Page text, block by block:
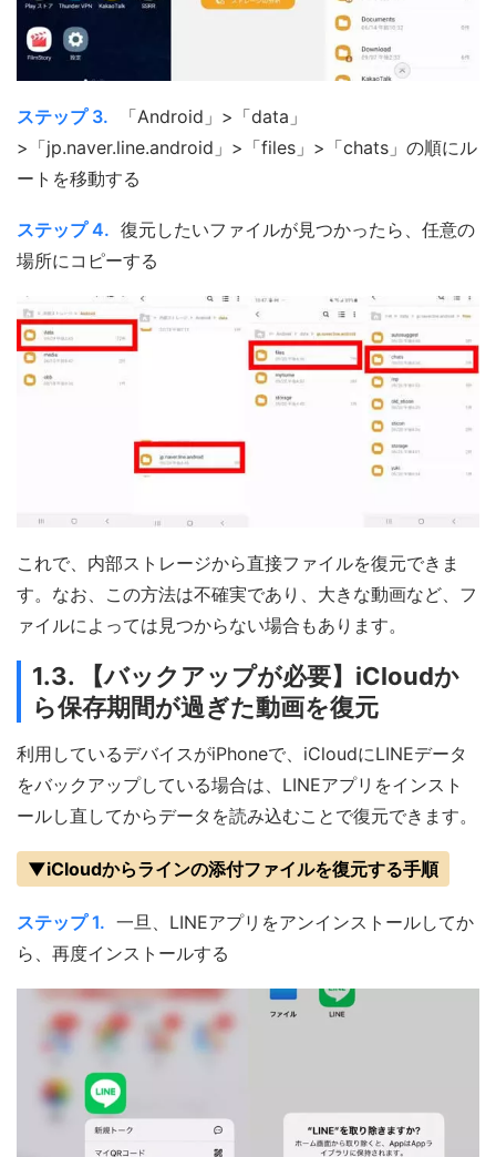
ステップ 3.
「Android」>「data」
>「jp.naver.line.android」>「files」>「chats」の順にル
ートを移動する
ステップ 4. 復元したいファイルが見つかったら、任意の
場所にコピーする
これで、内部ストレージから直接ファイルを復元できま
す。なお、この方法は不確実であり、大きな動画など、フ
ァイルによっては見つからない場合もあります。
1.3. 【バックアップが必要】iCloudか
ら保存期間が過ぎた動画を復元
利用しているデバイスがiPhoneで、iCloudにLINEデータ
をバックアップしている場合は、LINEアプリをインスト
ールし直してからデータを読み込むことで復元できます。
▼iCloudからラインの添付ファイルを復元する手順
ステップ 1. 一旦、LINEアプリをアンインストールしてか
ら、再度インストールする